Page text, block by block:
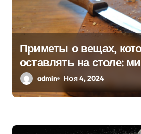
Приметы о вещах,
оставлять на столе:
реальность?
admin Ноя 4, 2024